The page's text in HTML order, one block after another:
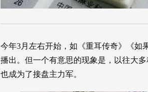
今年3月左右开始，如《重耳传奇》《如
播出。但一个有意思的现象是，以往大
也成为了接盘主力军。